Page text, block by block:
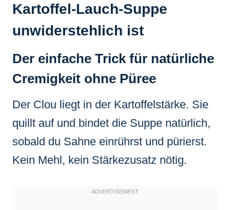
Kartoffel-Lauch-Suppe
unwiderstehlich ist
Der einfache Trick für natürliche
Cremigkeit ohne Püree
Der Clou liegt in der Kartoffelstärke. Sie
quillt auf und bindet die Suppe natürlich,
sobald du Sahne einrührst und pürierst.
Kein Mehl, kein Stärkezusatz nötig.